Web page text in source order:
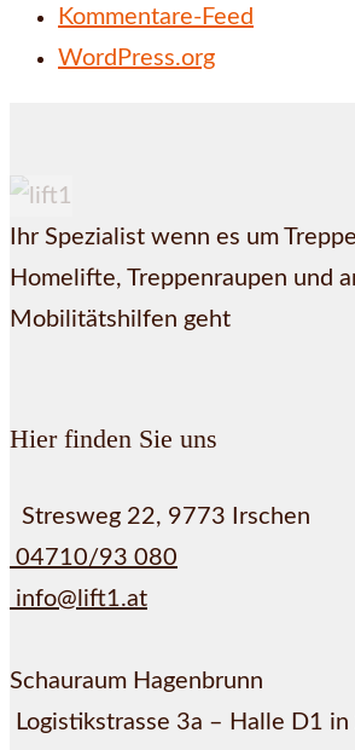
Kommentare-Feed
WordPress.org
Ihr Spezialist wenn es um
Homelifte, Treppenraupen und
Mobilitätshilfen geht
Hier finden Sie uns
Stresweg 22, 9773 Irschen
04710/93 080
info@lift1.at
Schauraum Hagenbrunn
Logistikstrasse 3a – Halle D1